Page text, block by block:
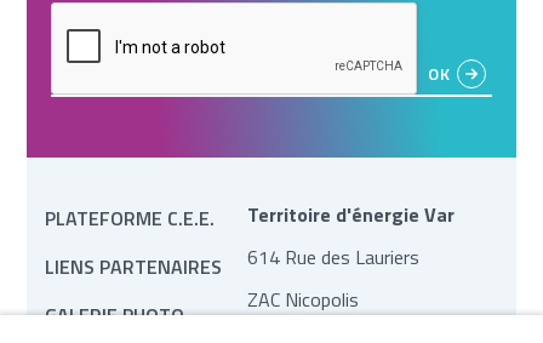
PLATEFORME C.E.E.
LIENS PARTENAIRES
GALERIE PHOTO
Territoire d'énergie Var
614 Rue des Lauriers
ZAC Nicopolis